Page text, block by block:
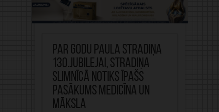
Par godu Paula Stradiņa
130.jubilejai, Stradiņa
slimnīcā notiks īpašs
pasākums Medicīna un
māksla